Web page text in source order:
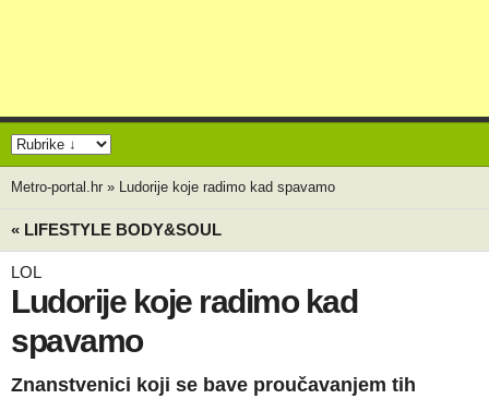
Metro-portal.hr » Ludorije koje radimo kad spavamo
« LIFESTYLE BODY&SOUL
LOL
Ludorije koje radimo kad
spavamo
Znanstvenici koji se bave proučavanjem tih